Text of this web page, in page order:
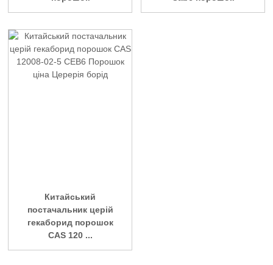
Китайський
постачальник церій
гекаборид порошок
CAS 120 ...